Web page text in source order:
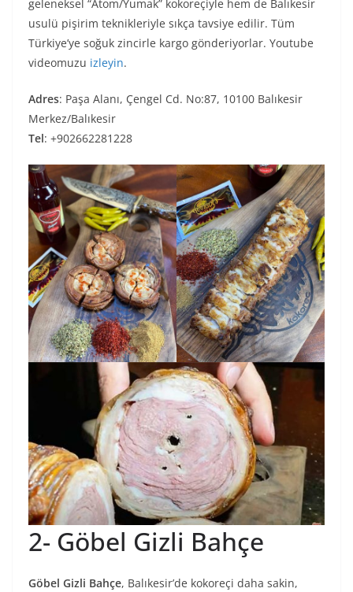
geleneksel “Atom/Yumak” kokoreçiyle hem de Balıkesir
usulü pişirim teknikleriyle sıkça tavsiye edilir. Tüm
Türkiye’ye soğuk zincirle kargo gönderiyorlar. Youtube
videomuzu izleyin.
Adres: Paşa Alanı, Çengel Cd. No:87, 10100 Balıkesir
Merkez/Balıkesir
Tel: +902662281228
2- Göbel Gizli Bahçe
Göbel Gizli Bahçe, Balıkesir’de kokoreçi daha sakin,